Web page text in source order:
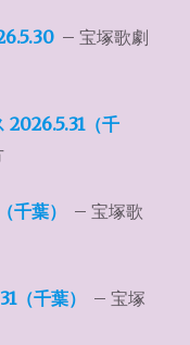
– 宝塚歌劇
2026.5.31（千
千葉）
– 宝塚歌
千葉）
– 宝塚